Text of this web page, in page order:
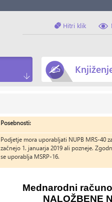
Hitri klik
Posebnosti:
Podjetje mora uporabljati NUPB MRS-40
začnejo 1. januarja 2019 ali pozneje.
se uporablja MSRP-16.